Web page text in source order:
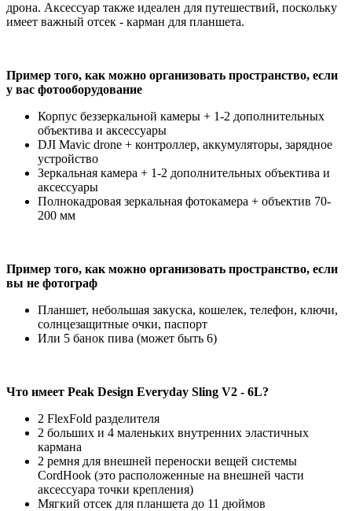
дрона. Аксессуар также идеален для путешествий, поскольку
имеет важный отсек - карман для планшета.
Пример того, как можно организовать пространство, если
у вас фотооборудование
Корпус беззеркальной камеры + 1-2 дополнительных
объектива и аксессуары
DJI Mavic drone + контроллер, аккумуляторы, зарядное
устройство
Зеркальная камера + 1-2 дополнительных объектива и
аксессуары
Полнокадровая зеркальная фотокамера + объектив 70-
200 мм
Пример того, как можно организовать пространство, если
вы не фотограф
Планшет, небольшая закуска, кошелек, телефон, ключи,
солнцезащитные очки, паспорт
Или 5 банок пива (может быть 6)
Что имеет Peak Design Everyday Sling V2 - 6L?
2 FlexFold разделителя
2 больших и 4 маленьких внутренних эластичных
кармана
2 ремня для внешней переноски вещей системы
CordHook (это расположенные на внешней части
аксессуара точки крепления)
Мягкий отсек для планшета до 11 дюймов